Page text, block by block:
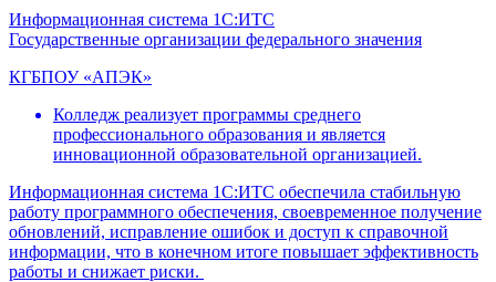
Информационная система 1С:ИТС
Государственные организации федерального значения
КГБПОУ «АПЭК»
Колледж реализует программы среднего
профессионального образования и является
инновационной образовательной организацией.
Информационная система 1С:ИТС обеспечила стабильную
работу программного обеспечения, своевременное получение
обновлений, исправление ошибок и доступ к справочной
информации, что в конечном итоге повышает эффективность
работы и снижает риски.